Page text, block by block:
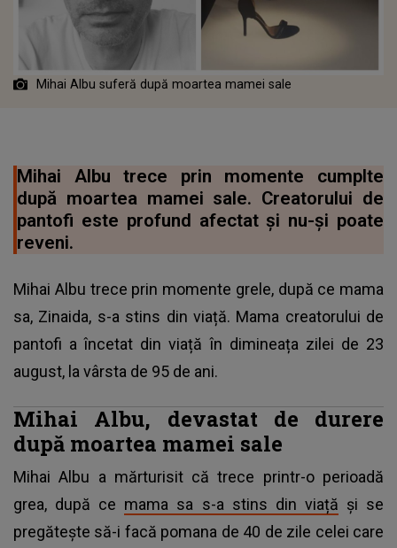
Mihai Albu suferă după moartea mamei sale
Mihai Albu trece prin momente cumplte
după moartea mamei sale. Creatorului de
pantofi este profund afectat și nu-și poate
reveni.
Mihai Albu trece prin momente grele, după ce mama
sa, Zinaida, s-a stins din viață. Mama creatorului de
pantofi a încetat din viață în dimineața zilei de 23
august, la vârsta de 95 de ani.
Mihai Albu, devastat de durere
după moartea mamei sale
Mihai Albu a mărturisit că trece printr-o perioadă
grea, după ce mama sa s-a stins din viață și se
pregătește să-i facă pomana de 40 de zile celei care